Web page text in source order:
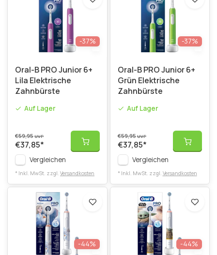
-37%
Oral-B PRO Junior 6+
Lila Elektrische
Zahnbürste
Auf Lager
€59,95UVP
€37,85*
Vergleichen
* Inkl. MwSt. zzgl. Versandkosten
-37%
Oral-B PRO Junior 6+
Grün Elektrische
Zahnbürste
Auf Lager
€59,95UVP
€37,85*
Vergleichen
* Inkl. MwSt. zzgl. Versandkosten
-44% -44%